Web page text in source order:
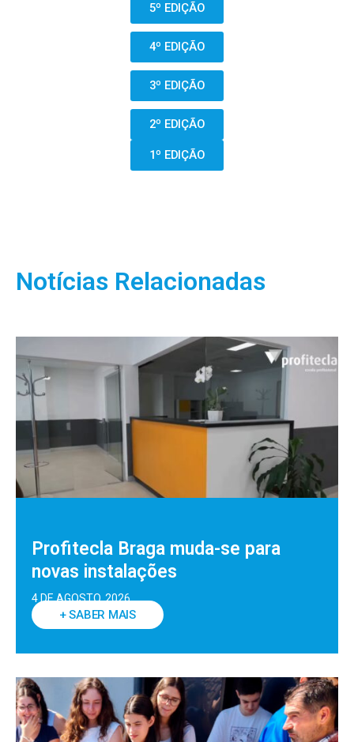
5º EDIÇÃO
4º EDIÇÃO
3º EDIÇÃO
2º EDIÇÃO
1º EDIÇÃO
Notícias Relacionadas
Profitecla Braga muda-se para
novas instalações
4 DE AGOSTO, 2026
+ SABER MAIS